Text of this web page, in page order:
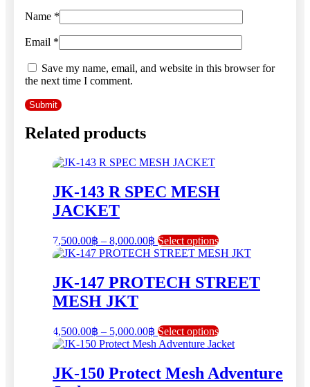
Name *
Email *
Save my name, email, and website in this browser for
the next time I comment.
Related products
JK-143 R SPEC MESH
JACKET
7,500.00฿ – 8,000.00฿ Price
range:
through
8,000.00฿
Select optionsThis
product
multiple
variants.
may
be
chosen
the
JK-147 PROTECH STREET
MESH JKT
4,500.00฿ – 5,000.00฿ Price
range:
through
5,000.00฿
Select optionsThis
product
multiple
variants.
JK-150 Protect Mesh Adventure